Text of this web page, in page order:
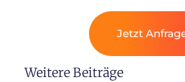
Jetzt
Weitere Beiträge